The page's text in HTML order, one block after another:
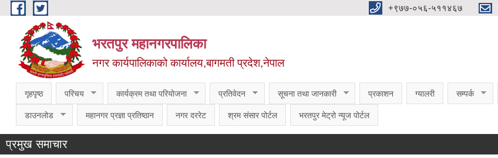
Skip to main content ‌‌+९७७-०५६-५११४६७
भरतपुर महानगरपालिका
नगर कार्यपालिकाको कार्यालय,बागमती प्रदेश,नेपाल
गृहपृष्ठ परिचय कार्यक्रम तथा परियोजना प्रतिवेदन सूचना तथा जानकारी प्रकाशन ग्यालरी सम्पर्क
डाउनलोड महानगर प्रज्ञा प्रतिष्ठान नगर दररेट श्रम संसार पोर्टल भरतपुर मेट्रो न्यूज पोर्टल
प्रमुख समाचार